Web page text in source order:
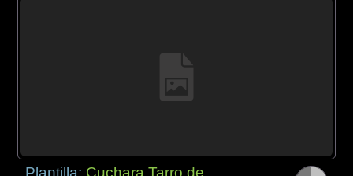
Plantilla: Cuchara Tarro de